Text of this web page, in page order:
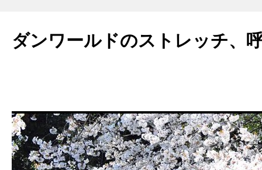
ダンワールドのストレッチ、